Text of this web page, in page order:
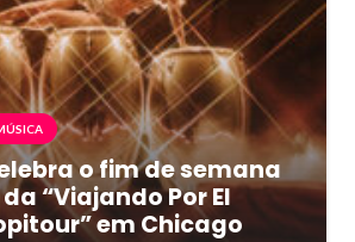
o fim de semana
“Viajando Por El
em Chicago